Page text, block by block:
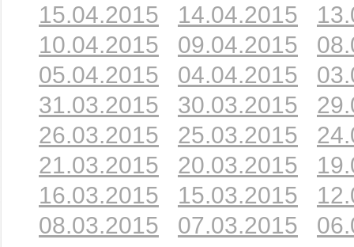
15.04.2015
14.04.2015
10.04.2015
09.04.2015
05.04.2015
04.04.2015
31.03.2015
30.03.2015
26.03.2015
25.03.2015
21.03.2015
20.03.2015
16.03.2015
15.03.2015
08.03.2015
07.03.2015